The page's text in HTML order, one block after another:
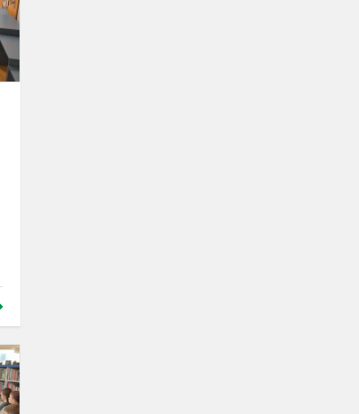
Išvyka
į
biblioteką